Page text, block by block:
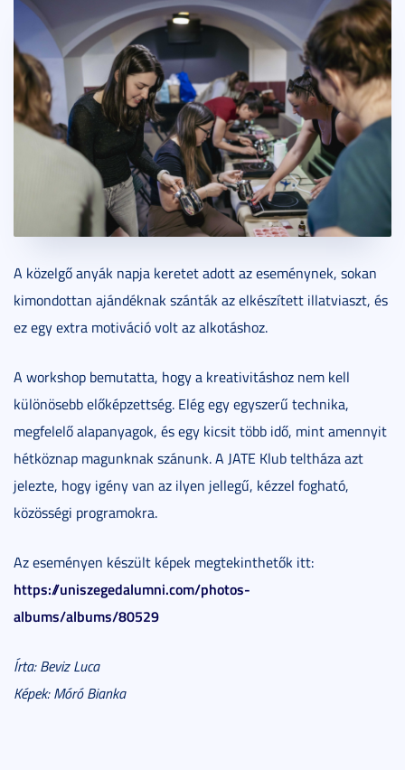
A közelgő anyák napja keretet adott az eseménynek, sokan
kimondottan ajándéknak szánták az elkészített illatviaszt, és
ez egy extra motiváció volt az alkotáshoz.
A workshop bemutatta, hogy a kreativitáshoz nem kell
különösebb előképzettség. Elég egy egyszerű technika,
megfelelő alapanyagok, és egy kicsit több idő, mint amennyit
hétköznap magunknak szánunk. A JATE Klub teltháza azt
jelezte, hogy igény van az ilyen jellegű, kézzel fogható,
közösségi programokra.
Az eseményen készült képek megtekinthetők itt:
https://uniszegedalumni.com/photos-
albums/albums/80529
Írta: Beviz Luca
Képek: Móró Bianka